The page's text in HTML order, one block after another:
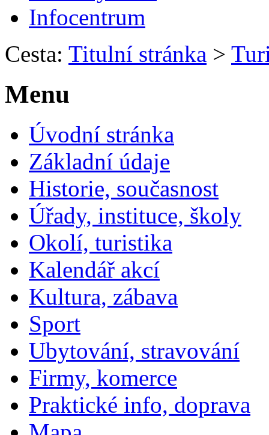
Infocentrum
Cesta: Titulní stránka >
Menu
Úvodní stránka
Základní údaje
Historie, současnost
Úřady, instituce, školy
Okolí, turistika
Kalendář akcí
Kultura, zábava
Sport
Ubytování, stravování
Firmy, komerce
Praktické info, doprava